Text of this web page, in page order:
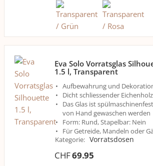
Eva Solo Vorratsglas
1.5 l, Transparent
Aufbewahrung und
Dicht schliessender
Das Glas ist
von Hand gewaschen werden
Form: Rund, Stapelbar: Nein
Für Getreide, Mandeln oder
Kategorie: Vorratsdosen
CHF69.95